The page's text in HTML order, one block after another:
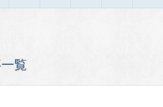
覧